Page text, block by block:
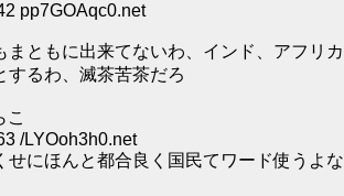
pp7GOAqc0.net
まともに出来てないわ、インド、アフリカ
するわ、滅茶苦茶だろ
こ
/LYOoh3h0.net
せにほんと都合良く国民てワード使うよな